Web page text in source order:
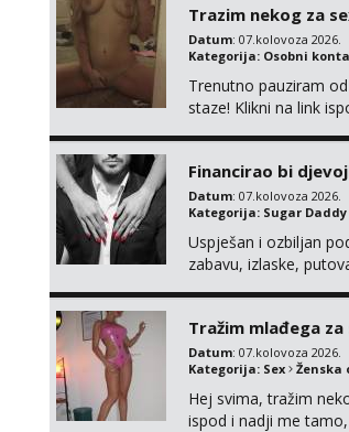
Trazim nekog za
Datum: 07.kolovoza 2026.
Kategorija: Osobni
Trenutno pauziram
staze! Klikni na link
Financirao bi
Datum: 07.kolovoza 2026.
Kategorija: Sugar Daddy
Uspješan i ozbiljan
zabavu, izlaske,
Tražim mlađega za
Datum: 07.kolovoza 2026.
Kategorija: Sex Ženska
Hej svima, tražim
ispod i nadji me